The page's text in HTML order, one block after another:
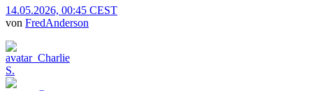
14.05.2026, 00:45 CEST
von FredAnderson